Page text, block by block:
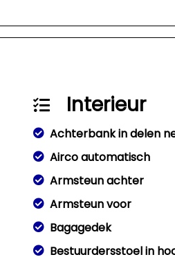
Interieur
Achterbank in delen
Airco automatisch
Armsteun achter
Armsteun voor
Bagagedek
Bestuurdersstoel in